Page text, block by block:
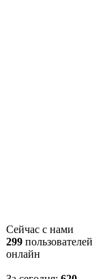
Сейчас с нами
299 пользователей
онлайн